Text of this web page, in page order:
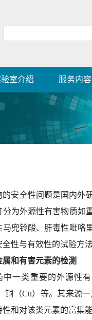
室介绍 服务内容
的安全性问题是国内外
分为外源性有害物质如
马兜铃酸、肝毒性吡咯
全性与有效性的试验方
属和有害元素的检测
中一类重要的外源性
铜（Cu）等。其来源
性和对该类元素的富集